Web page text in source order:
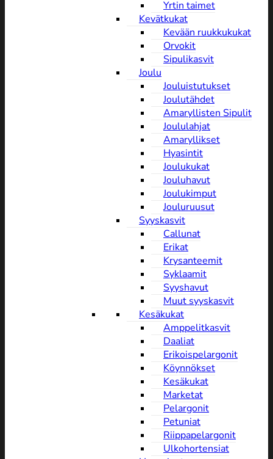
Yrtin taimet
Kevätkukat
Kevään ruukkukukat
Orvokit
Sipulikasvit
Joulu
Jouluistutukset
Joulutähdet
Amaryllisten Sipulit
Joululahjat
Amaryllikset
Hyasintit
Joulukukat
Jouluhavut
Joulukimput
Jouluruusut
Syyskasvit
Callunat
Erikat
Krysanteemit
Syklaamit
Syyshavut
Muut syyskasvit
Kesäkukat
Amppelitkasvit
Daaliat
Erikoispelargonit
Köynnökset
Kesäkukat
Marketat
Pelargonit
Petuniat
Riippapelargonit
Ulkohortensiat